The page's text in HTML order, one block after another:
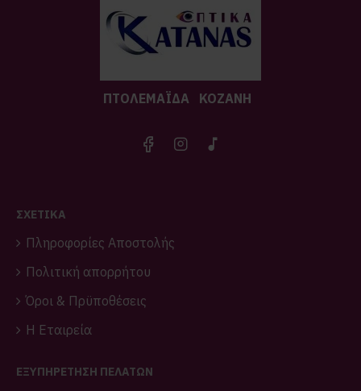
ΠΤΟΛΕΜΑΪΔA ΚΟΖΑΝΗ
ΣΧΕΤΙΚΑ
Πληροφορίες Αποστολής
Πολιτική απορρήτου
Όροι & Πρϋποθέσεις
Η Εταιρεία
ΕΞΥΠΗΡΕΤΗΣΗ ΠΕΛΑΤΩΝ